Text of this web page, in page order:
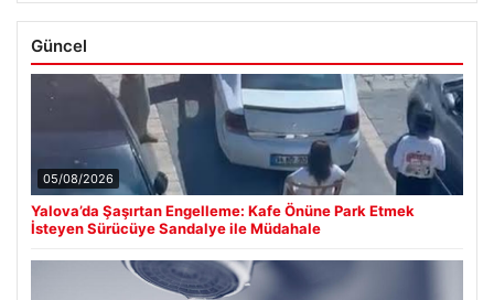
Güncel
05/08/2026
Yalova’da Şaşırtan Engelleme: Kafe Önüne Park Etmek
İsteyen Sürücüye Sandalye ile Müdahale